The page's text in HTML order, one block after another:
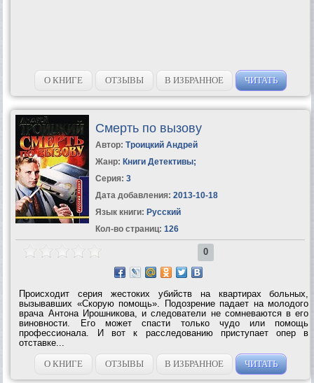
О КНИГЕ ОТЗЫВЫ В ИЗБРАННОЕ ЧИТАТЬ
Смерть по вызову
Автор: Троицкий Андрей
Жанр: Книги Детективы;
Серия: 3
Дата добавления: 2013-10-18
Язык книги: Русский
Кол-во страниц: 126
0
Происходит серия жестоких убийств на квартирах больных,
вызывавших «Скорую помощь». Подозрение падает на молодого
врача Антона Ирошникова, и следователи не сомневаются в его
виновности. Его может спасти только чудо или помощь
профессионала. И вот к расследованию приступает опер в
отставке...
О КНИГЕ
ОТЗЫВЫ В ИЗБРАННОЕ ЧИТАТЬ